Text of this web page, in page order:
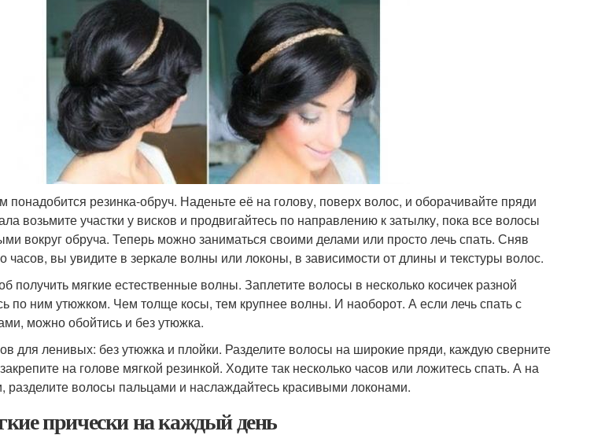
понадобится резинка-обруч. Наденьте её на голову, поверх волос, и оборачивайте пряди
возьмите участки у висков и продвигайтесь по направлению к затылку, пока все волосы
вокруг обруча. Теперь можно заниматься своими делами или просто лечь спать. Сняв
часов, вы увидите в зеркале волны или локоны, в зависимости от длины и текстуры волос.
получить мягкие естественные волны. Заплетите волосы в несколько косичек разной
по ним утюжком. Чем толще косы, тем крупнее волны. И наоборот. А если лечь спать с
можно обойтись и без утюжка.
для ленивых: без утюжка и плойки. Разделите волосы на широкие пряди, каждую сверните
на голове мягкой резинкой. Ходите так несколько часов или ложитесь спать. А на
разделите волосы пальцами и наслаждайтесь красивыми локонами.
прически на каждый день